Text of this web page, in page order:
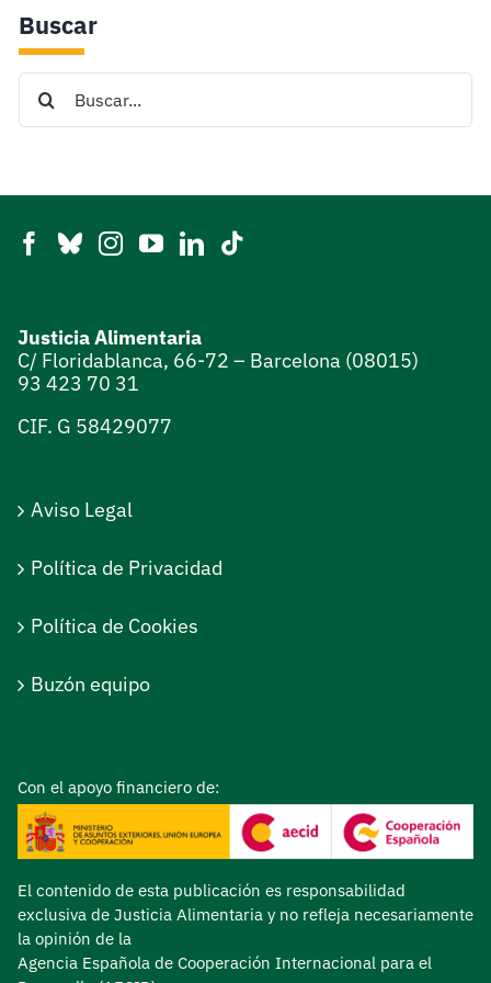
Buscar
Search
for:
Justicia Alimentaria
C/ Floridablanca, 66-72 – Barcelona (08015)
93 423 70 31
CIF. G 58429077
Aviso Legal
Política de Privacidad
Política de Cookies
Buzón equipo
Con el apoyo financiero de:
El contenido de esta publicación es responsabilidad
exclusiva de Justicia Alimentaria y no refleja necesariamente
la opinión de la
Agencia Española de Cooperación Internacional para el